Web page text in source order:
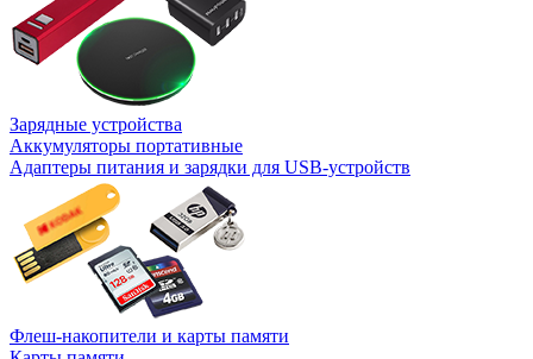
Зарядные устройства
Аккумуляторы портативные
Адаптеры питания и зарядки для USB-устройств
Флеш-накопители и карты памяти